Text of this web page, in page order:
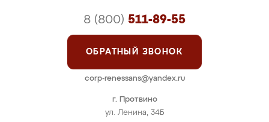
г. Протвино
ул. Ленина, 34Б
8 (800) 511-89-55
ОБРАТНЫЙ ЗВОНОК
corp-renessans@yandex.ru